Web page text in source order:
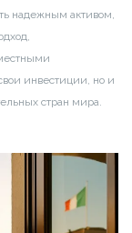
надежным активом,
инвестиции, но и
стран мира.